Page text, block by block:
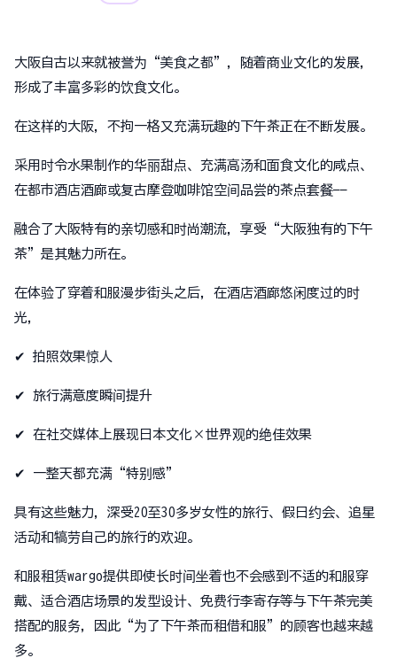
大阪自古以来就被誉为“美食之都”，随着商业文化的发展，
形成了丰富多彩的饮食文化。
在这样的大阪，不拘一格又充满玩趣的下午茶正在不断发展。
采用时令水果制作的华丽甜点、充满高汤和面食文化的咸点、
在都市酒店酒廊或复古摩登咖啡馆空间品尝的茶点套餐——
融合了大阪特有的亲切感和时尚潮流，享受“大阪独有的下午
茶”是其魅力所在。
在体验了穿着和服漫步街头之后，在酒店酒廊悠闲度过的时
光，
✔ 拍照效果惊人
✔ 旅行满意度瞬间提升
✔ 在社交媒体上展现日本文化×世界观的绝佳效果
✔ 一整天都充满“特别感”
具有这些魅力，深受20至30多岁女性的旅行、假日约会、追星
活动和犒劳自己的旅行的欢迎。
和服租赁wargo提供即使长时间坐着也不会感到不适的和服穿
戴、适合酒店场景的发型设计、免费行李寄存等与下午茶完美
搭配的服务，因此“为了下午茶而租借和服”的顾客也越来越
多。